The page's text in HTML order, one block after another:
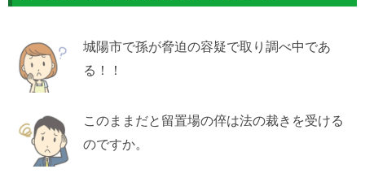
城陽市で孫が脅迫の容疑で取り調べ中であ
る！！
このままだと留置場の倅は法の裁きを受ける
のですか。